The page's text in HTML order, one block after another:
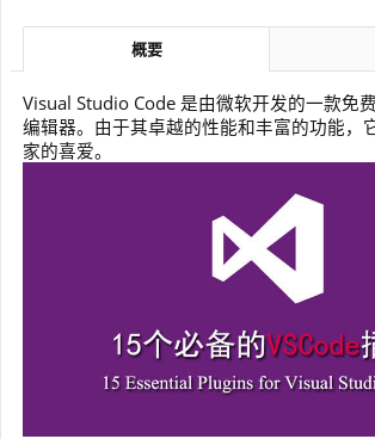
概要
Visual Studio Code 是由微软开发的一款免
编辑器。由于其卓越的性能和丰富的功能，
家的喜爱。